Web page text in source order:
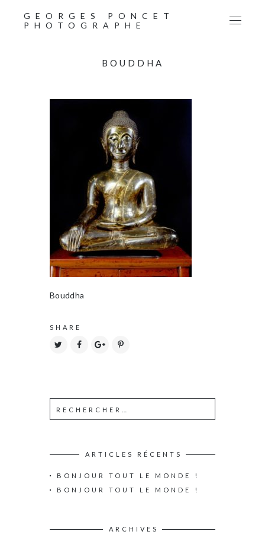
GEORGES PONCET
PHOTOGRAPHE
BOUDDHA
Bouddha
SHARE
ARTICLES RÉCENTS
BONJOUR TOUT LE MONDE !
BONJOUR TOUT LE MONDE !
ARCHIVES